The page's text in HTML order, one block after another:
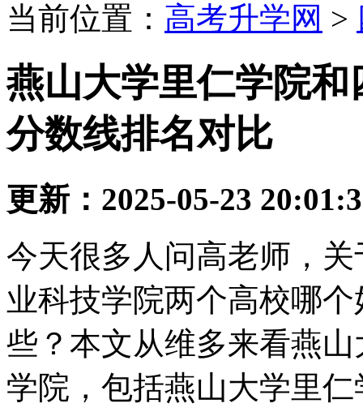
当前位置： 高考升学网 >
燕山大学里仁学院
分数线排名对比
更新：2025-05-23
今天很多人问高老师，
业科技学院两个高校哪
些？本文从维多来看燕
学院，包括燕山大学里